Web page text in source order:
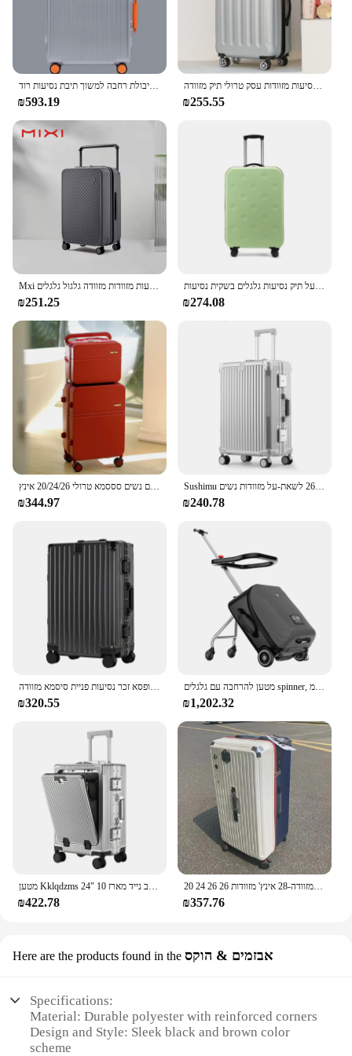
₪593.19
גבר ואישה חדש נסיעות מזוודות עסק טרולי תיק מזוודה spinner עלייה 20/22/24/26/28 אינץ 'גלגל אוניברסלי
₪255.55
₪251.25 ₪274.08
₪344.97
Sushimu מזוודת נסיעות גברים 20 24 26 לשאת-על מזוודות נשים PC אלומיניום מסגרת טרולי במקרה tsa מנעול סיסמא
₪240.78
₪320.55
מטען להרחבה עם גלגלים spinner, מזוודות גדולות עם עיצוב מושב ילדים, 20 ס "מ
₪1,202.32
מטען Kklqdzms מטען על גלגלים מסגרת אלומיניום חזית חזית פתיחת דלת מחשב נייד מארז 10 "24" usb"
₪422.78
20 24 26 26 אינץ 'גודל גדול מזוודה-28 אינץ' מזוודות pc מזוודות נסיעות טרולי במקרה נסיעה טרולי עם חמישה גלגלים
₪357.76
Here are the products found in the אבזמים & הוקס
Specifications:
Material: Durable polyester with reinforced corners
Design and Style: Sleek black and brown color
scheme